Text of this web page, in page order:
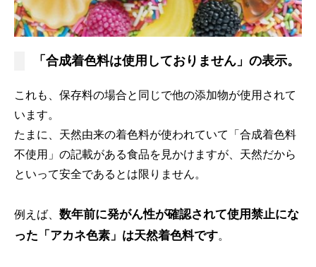
「合成着色料は使用しておりません」の表示。
これも、保存料の場合と同じで他の添加物が使用されて
います。
たまに、天然由来の着色料が使われていて「合成着色料
不使用」の記載がある食品を見かけますが、天然だから
といって安全であるとは限りません。
例えば、 数年前に発がん性が確認されて使用禁止にな
った「アカネ色素」は天然着色料です。